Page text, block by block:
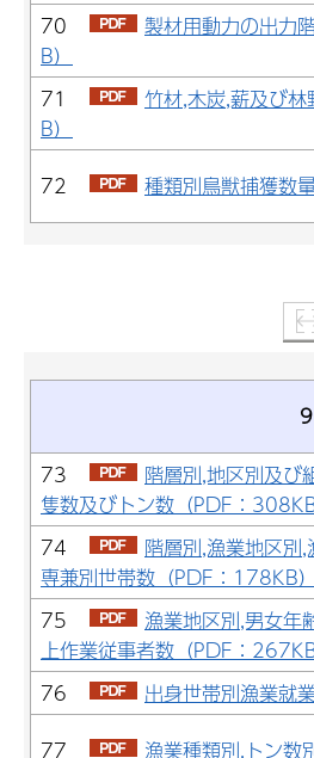
70
製材用動力の出力
B）
71
竹材,木炭,薪及び
B）
72
種類別鳥獣捕獲数
73
階層別,地区別及び
隻数及びトン数（PDF：308KB
74
階層別,漁業地区別
専兼別世帯数（PDF：178KB）
75
漁業地区別,男女年
上作業従事者数（PDF：267KB
76
出身世帯別漁業就
77
漁業種類別,トン